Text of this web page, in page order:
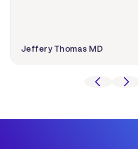
Jeffery Thomas MD